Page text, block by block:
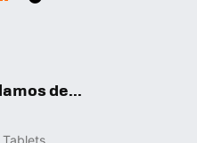
de...